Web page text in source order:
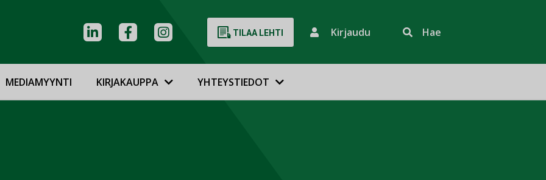
TILAA LEHTI Kirjaudu Hae
MEDIAMYYNTI KIRJAKAUPPA YHTEYSTIEDOT